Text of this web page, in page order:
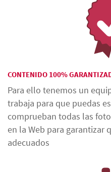
CONTENIDO 100%
Para ello tenemos un
trabaja para que puedas
comprueban todas las
en la Web para garantizar
adecuados